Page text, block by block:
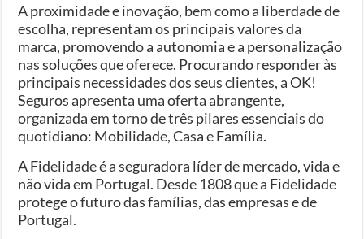
A proximidade e inovação, bem como a liberdade de
escolha, representam os principais valores da
marca, promovendo a autonomia e a personalização
nas soluções que oferece. Procurando responder às
principais necessidades dos seus clientes, a OK!
Seguros apresenta uma oferta abrangente,
organizada em torno de três pilares essenciais do
quotidiano: Mobilidade, Casa e Família.
A Fidelidade é a seguradora líder de mercado, vida e
não vida em Portugal. Desde 1808 que a Fidelidade
protege o futuro das famílias, das empresas e de
Portugal.